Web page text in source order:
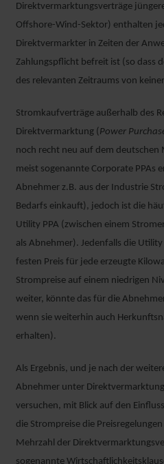
Direktvermarktungsverträge
Offshore-Wind-Sektor) enthalten
Direktvermarkter in Zeiten der
Zahlungspflicht befreit ist (so dass
des relevanten Zeitraums von
Stromkaufverträge außerhalb des
Direktvermarktung ( Power
noch recht neu auf dem
meist sogenannte Corporate PPAs
Abnehmer z.B. aus der Industrie
Bedarfs einkauft), jedoch ist die
Utility PPA (zwischen einem
als Abnehmer). Jedenfalls die Utility
festen Preis für jede erzeugte
Strompreise auf einem niedrigen
weiter, könnte das für die
wenn sie weiterhin auch
erhalten).
Als Ergebnis, und je nach der
Abnehmer unter
versuchen, mit Blick auf den
die Strompreise die
Mehrzahl der
sogenannte